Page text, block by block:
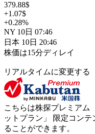
379.88$
+1.07$
+0.28%
NY 10日 07:46
日本 10日 20:46
株価は15分ディレイ
リアルタイムに変更する
こちらは株探プレミアム
ットプラン 」 限定コンテ
ることができます。